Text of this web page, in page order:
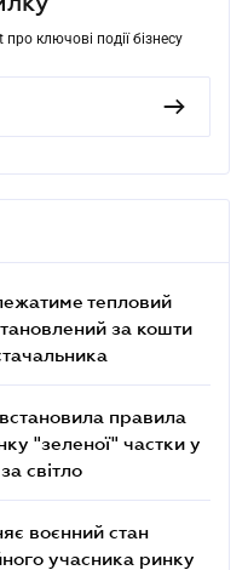
ключові події бізнесу
тепловий
за кошти
правила
"зеленої" частки у
світло
воєнний стан
учасника ринку